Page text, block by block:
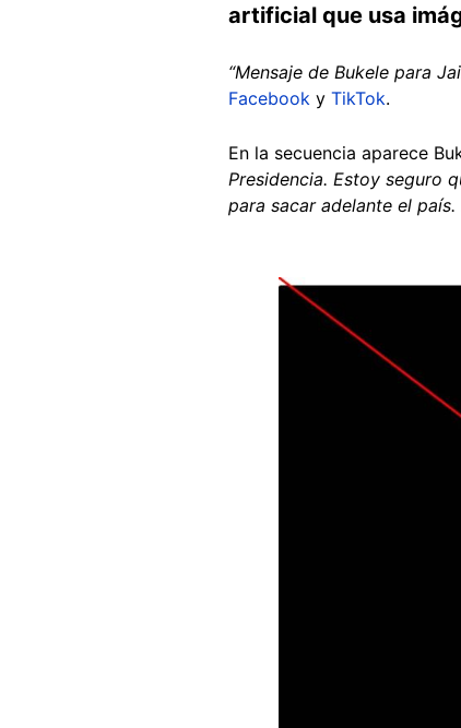
artificial que usa
“Mensaje de Bukele para
Facebook y TikTok.
En la secuencia aparece
Presidencia. Estoy seguro
para sacar adelante el
Image